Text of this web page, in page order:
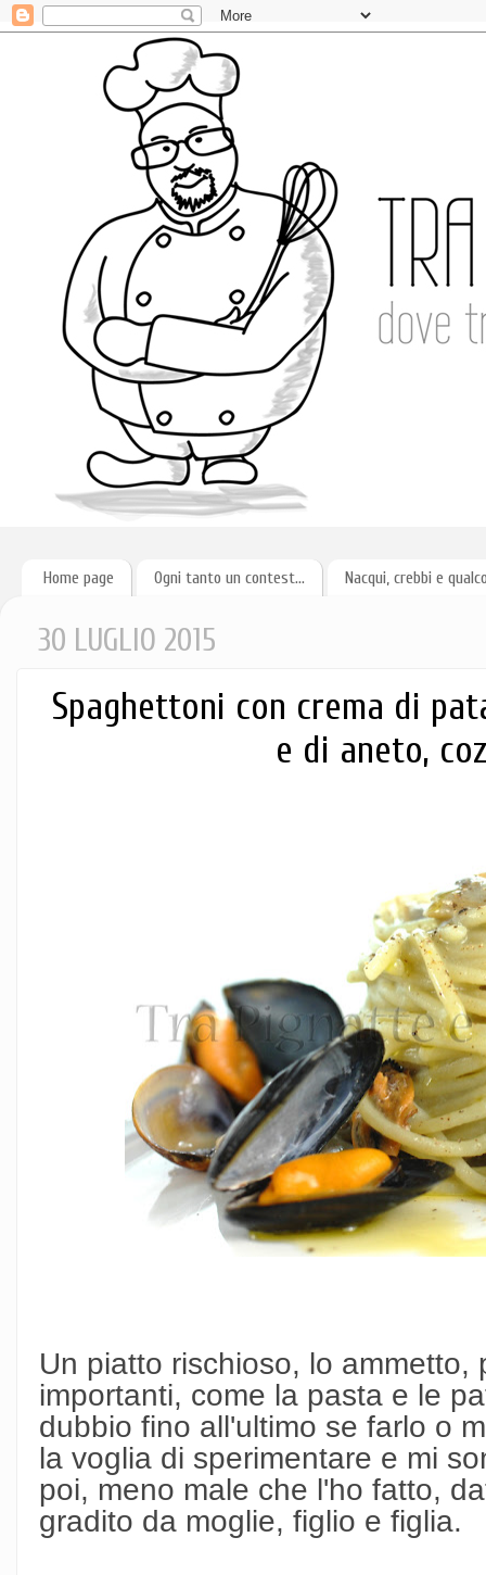
Home page Ogni tanto un contest... Nacqui, crebbi e
30 LUGLIO 2015
Spaghettoni con crema di
e di aneto,
Un piatto rischioso, lo
importanti, come la pasta e le
dubbio fino all'ultimo se farlo o
la voglia di sperimentare e mi
poi, meno male che l'ho fatto,
gradito da moglie, figlio e figlia.